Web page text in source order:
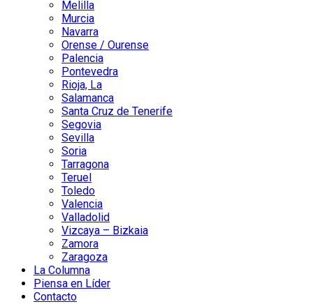
Melilla
Murcia
Navarra
Orense / Ourense
Palencia
Pontevedra
Rioja, La
Salamanca
Santa Cruz de Tenerife
Segovia
Sevilla
Soria
Tarragona
Teruel
Toledo
Valencia
Valladolid
Vizcaya – Bizkaia
Zamora
Zaragoza
La Columna
Piensa en Líder
Contacto